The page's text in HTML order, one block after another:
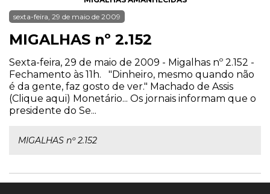
sexta-feira, 29 de maio de 2009
MIGALHAS nº 2.152
Sexta-feira, 29 de maio de 2009 - Migalhas nº 2.152 -
Fechamento às 11h. "Dinheiro, mesmo quando não
é da gente, faz gosto de ver." Machado de Assis
(Clique aqui) Monetário... Os jornais informam que o
presidente do Se...
MIGALHAS nº 2.152